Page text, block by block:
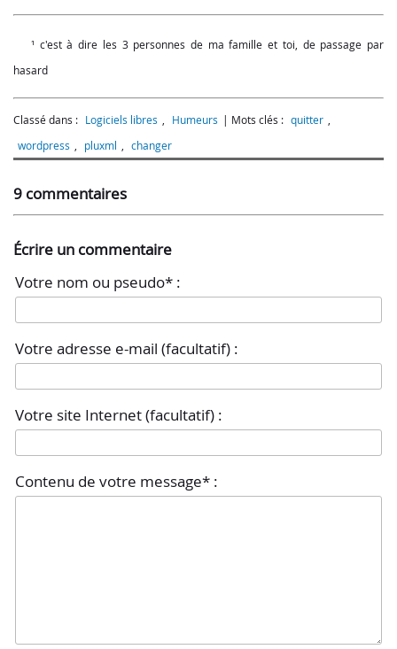
¹ c'est à dire les 3 personnes de ma famille et toi, de passage par
hasard
Classé dans : Logiciels libres , Humeurs Mots clés : quitter ,
wordpress , pluxml , changer
9 commentaires
Écrire un commentaire
Votre nom ou pseudo* :
Votre adresse e-mail (facultatif) :
Votre site Internet (facultatif) :
Contenu de votre message* :